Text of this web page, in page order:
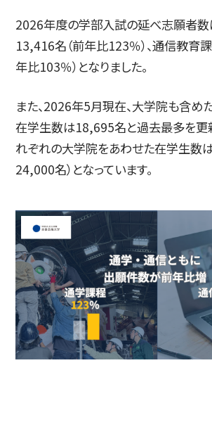
通信教育部
藝術学舎（公開講座）
2026年度の学部入試の延べ志願者数
13,416名（前年比123％）、通信教育
年比103％）となりました。
また、2026年5月現在、大学院も含め
在学生数は18,695名と過去最多を更
れぞれの大学院をあわせた在学生数
24,000名）となっています。